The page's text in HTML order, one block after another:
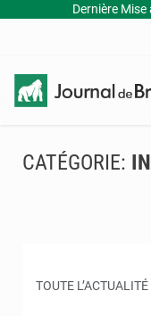
Dernière
CATÉGORIE:
TOUTE